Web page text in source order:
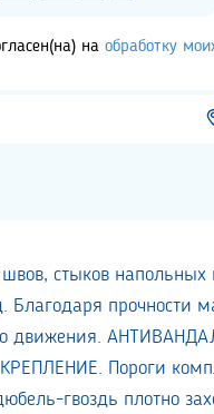
на обработку
стыков
прочности
движения.
Пороги
гвоздь плотно